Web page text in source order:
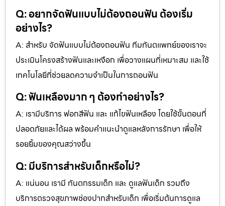
Q: อยากจัดฟันแบบไม่ต้องถอนฟัน ต้องเริ่ม
อย่างไร?
A: สำหรับ จัดฟันแบบไม่ต้องถอนฟัน ทีมทันตแพทย์ของเราจะ
ประเมินโครงสร้างฟันและเหงือก เพื่อวางแผนที่เหมาะสม และใช้
เทคโนโลยีที่ช่วยลดความจำเป็นในการถอนฟัน
Q: ฟันเหลืองมาก ๆ ต้องทำอย่างไร?
A: เรามีบริการ ฟอกสีฟัน และ แก้ไขฟันเหลือง โดยใช้ขั้นตอนที่
ปลอดภัยและได้ผล พร้อมคำแนะนำดูแลหลังการรักษา เพื่อให้
รอยยิ้มของคุณสว่างขึ้น
Q: มีบริการสำหรับเด็กหรือไม่?
A: แน่นอน เรามี ทันตกรรมเด็ก และ ดูแลฟันเด็ก รวมถึง
บริการตรวจสุขภาพช่องปากสำหรับเด็ก เพื่อเริ่มต้นการดูแล